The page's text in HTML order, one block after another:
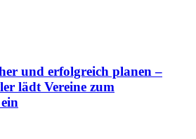
und erfolgreich planen –
lädt Vereine zum